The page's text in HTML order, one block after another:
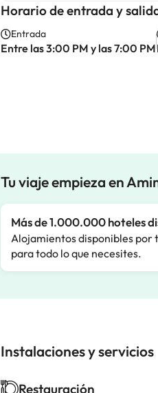
Horario de entrada y
Entrada
Entre las 3:00 PM y las 7:00 PM
Tu viaje empieza en
Más de 1.000.000 hoteles
Alojamientos disponibles por
para todo lo que necesites.
Instalaciones y servicios
Restauración